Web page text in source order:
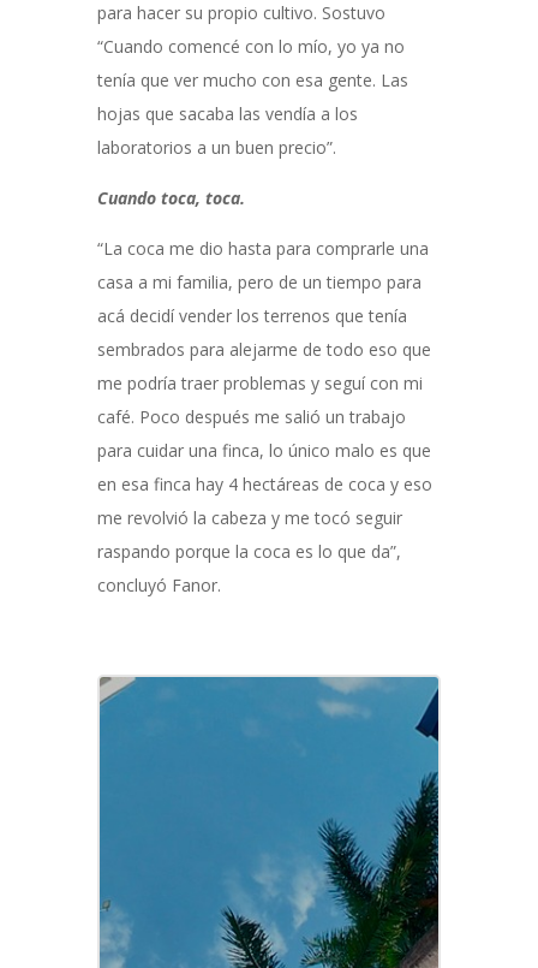
para hacer su propio cultivo. Sostuvo
“Cuando comencé con lo mío, yo ya no
tenía que ver mucho con esa gente. Las
hojas que sacaba las vendía a los
laboratorios a un buen precio”.
Cuando toca, toca.
“La coca me dio hasta para comprarle una
casa a mi familia, pero de un tiempo para
acá decidí vender los terrenos que tenía
sembrados para alejarme de todo eso que
me podría traer problemas y seguí con mi
café. Poco después me salió un trabajo
para cuidar una finca, lo único malo es que
en esa finca hay 4 hectáreas de coca y eso
me revolvió la cabeza y me tocó seguir
raspando porque la coca es lo que da”,
concluyó Fanor.